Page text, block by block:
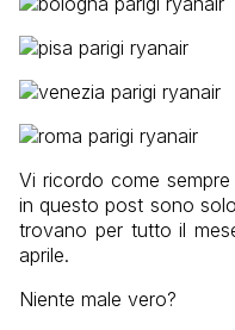
Vi ricordo come
in questo post sono
trovano per tutto il
aprile.
Niente male vero?